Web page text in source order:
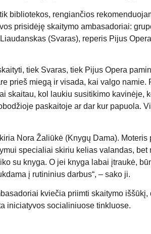
bibliotekos, rengiančios
prisidėję skaitymo ambasadoriai:
(Svaras), reperis Pijus
tiek Svaras, tiek Pijus Opera
prieš miegą ir visada, kai valgo
skaitau, kol laukiu susitikimo kavinėje,
paskaitoje ar dar kur papuola.
Nora Žaliūkė (Knygų Dama).
specialiai skiriu kelias valandas,
su knyga. O jei knyga labai įtraukė,
į rutininius darbus“, – sako ji.
kviečia priimti skaitymo
iniciatyvos socialiniuose tinkluose.